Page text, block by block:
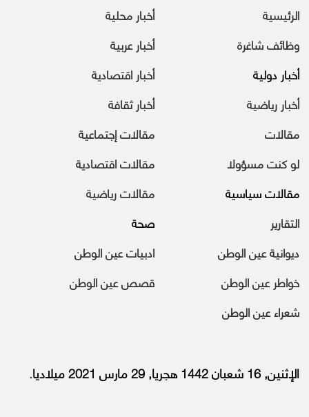
الرئيسية
أخبار محلية
وظائف شاغرة
أخبار عربية
أخبار دولية
أخبار اقتصادية
أخبار رياضية
أخبار ثقافة
مقالات
مقالات إجتماعية
لو كنت مسؤولا
مقالات اقتصادية
مقالات سياسية
مقالات رياضية
التقارير
صحة
ديوانية عين الوطن
ادبيات عين الوطن
خواطر عين الوطن
قصص عين الوطن
شعراء عين الوطن
الإثنين, 16 شعبان 1442 هجريا, 29 مارس 2021 ميلاديا.